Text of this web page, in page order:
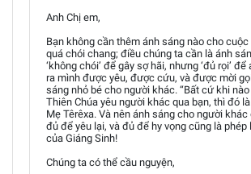
Anh Chị em,
Bạn không cần thêm ánh sáng nào cho
quá chói chang; điều chúng ta cần là ánh
‘không chói’ để gây sợ hãi, nhưng ‘đủ rọi’
ra mình được yêu, được cứu, và được mời
sáng nhỏ bé cho người khác. “Bất cứ khi
Thiên Chúa yêu người khác qua bạn, thì đó là
Mẹ Têrêxa. Và nên ánh sáng cho người
đủ để yêu lại, và đủ để hy vọng cũng là phép
của Giáng Sinh!
Chúng ta có thể cầu nguyện,